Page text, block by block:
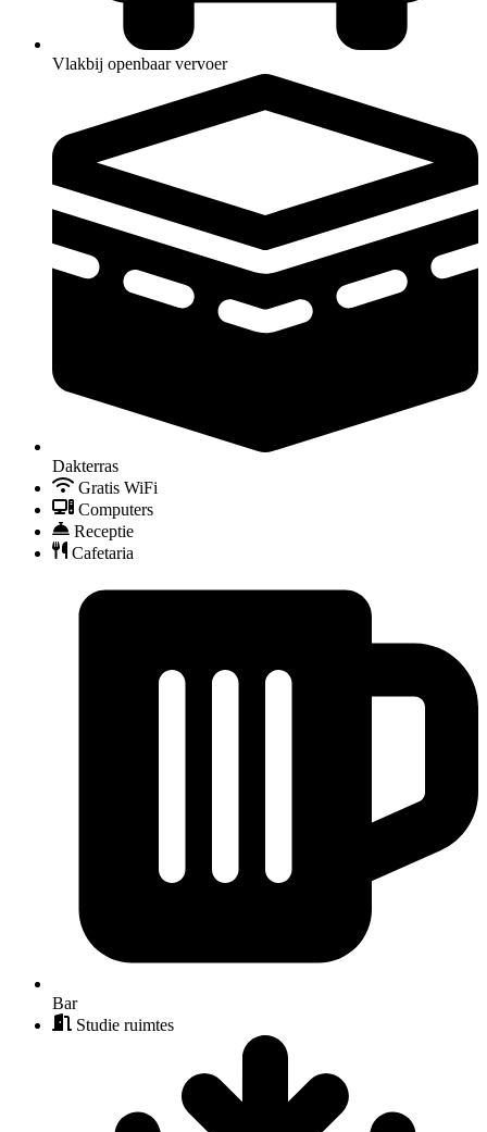
Vlakbij openbaar vervoer
Dakterras
Gratis WiFi
Computers
Receptie
Cafetaria
Bar
Studie ruimtes